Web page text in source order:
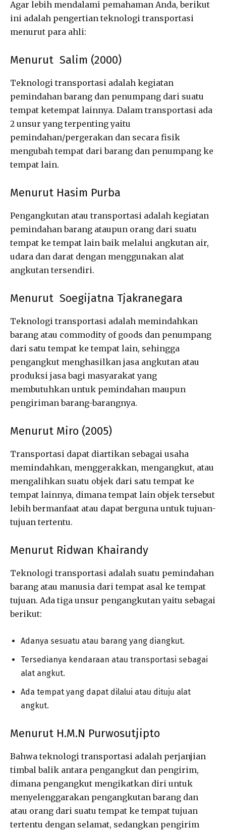
Agar lebih mendalami pemahaman Anda, berikut
ini adalah pengertian teknologi transportasi
menurut para ahli:
Menurut Salim (2000)
Teknologi transportasi adalah kegiatan
pemindahan barang dan penumpang dari suatu
tempat ketempat lainnya. Dalam transportasi ada
2 unsur yang terpenting yaitu
pemindahan/pergerakan dan secara fisik
mengubah tempat dari barang dan penumpang ke
tempat lain.
Menurut Hasim Purba
Pengangkutan atau transportasi adalah kegiatan
pemindahan barang ataupun orang dari suatu
tempat ke tempat lain baik melalui angkutan air,
udara dan darat dengan menggunakan alat
angkutan tersendiri.
Menurut Soegijatna Tjakranegara
Teknologi transportasi adalah memindahkan
barang atau commodity of goods dan penumpang
dari satu tempat ke tempat lain, sehingga
pengangkut menghasilkan jasa angkutan atau
produksi jasa bagi masyarakat yang
membutuhkan untuk pemindahan maupun
pengiriman barang-barangnya.
Menurut Miro (2005)
Transportasi dapat diartikan sebagai usaha
memindahkan, menggerakkan, mengangkut, atau
mengalihkan suatu objek dari satu tempat ke
tempat lainnya, dimana tempat lain objek tersebut
lebih bermanfaat atau dapat berguna untuk tujuan-
tujuan tertentu.
Menurut Ridwan Khairandy
Teknologi transportasi adalah suatu pemindahan
barang atau manusia dari tempat asal ke tempat
tujuan. Ada tiga unsur pengangkutan yaitu sebagai
berikut:
Adanya sesuatu atau barang yang diangkut.
Tersedianya kendaraan atau transportasi sebagai
alat angkut.
Ada tempat yang dapat dilalui atau dituju alat
angkut.
Menurut H.M.N Purwosutjipto
Bahwa teknologi transportasi adalah perjanjian
timbal balik antara pengangkut dan pengirim,
dimana pengangkut mengikatkan diri untuk
menyelenggarakan pengangkutan barang dan
atau orang dari suatu tempat ke tempat tujuan
tertentu dengan selamat, sedangkan pengirim